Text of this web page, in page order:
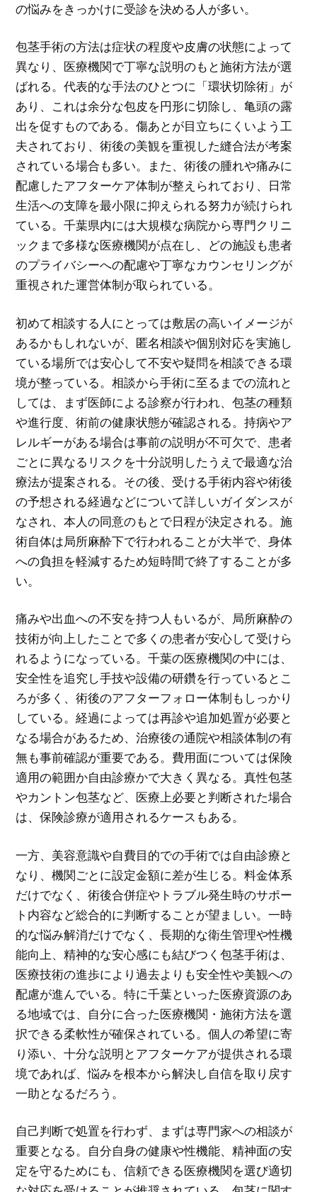
の悩みをきっかけに受診を決める人が多い。
包茎手術の方法は症状の程度や皮膚の状態によって
異なり、医療機関で丁寧な説明のもと施術方法が選
ばれる。代表的な手法のひとつに「環状切除術」が
あり、これは余分な包皮を円形に切除し、亀頭の露
出を促すものである。傷あとが目立ちにくいよう工
夫されており、術後の美観を重視した縫合法が考案
されている場合も多い。また、術後の腫れや痛みに
配慮したアフターケア体制が整えられており、日常
生活への支障を最小限に抑えられる努力が続けられ
ている。千葉県内には大規模な病院から専門クリニ
ックまで多様な医療機関が点在し、どの施設も患者
のプライバシーへの配慮や丁寧なカウンセリングが
重視された運営体制が取られている。
初めて相談する人にとっては敷居の高いイメージが
あるかもしれないが、匿名相談や個別対応を実施し
ている場所では安心して不安や疑問を相談できる環
境が整っている。相談から手術に至るまでの流れと
しては、まず医師による診察が行われ、包茎の種類
や進行度、術前の健康状態が確認される。持病やア
レルギーがある場合は事前の説明が不可欠で、患者
ごとに異なるリスクを十分説明したうえで最適な治
療法が提案される。その後、受ける手術内容や術後
の予想される経過などについて詳しいガイダンスが
なされ、本人の同意のもとで日程が決定される。施
術自体は局所麻酔下で行われることが大半で、身体
への負担を軽減するため短時間で終了することが多
い。
痛みや出血への不安を持つ人もいるが、局所麻酔の
技術が向上したことで多くの患者が安心して受けら
れるようになっている。千葉の医療機関の中には、
安全性を追究し手技や設備の研鑽を行っているとこ
ろが多く、術後のアフターフォロー体制もしっかり
している。経過によっては再診や追加処置が必要と
なる場合があるため、治療後の通院や相談体制の有
無も事前確認が重要である。費用面については保険
適用の範囲か自由診療かで大きく異なる。真性包茎
やカントン包茎など、医療上必要と判断された場合
は、保険診療が適用されるケースもある。
一方、美容意識や自費目的での手術では自由診療と
なり、機関ごとに設定金額に差が生じる。料金体系
だけでなく、術後合併症やトラブル発生時のサポー
ト内容など総合的に判断することが望ましい。一時
的な悩み解消だけでなく、長期的な衛生管理や性機
能向上、精神的な安心感にも結びつく包茎手術は、
医療技術の進歩により過去よりも安全性や美観への
配慮が進んでいる。特に千葉といった医療資源のあ
る地域では、自分に合った医療機関・施術方法を選
択できる柔軟性が確保されている。個人の希望に寄
り添い、十分な説明とアフターケアが提供される環
境であれば、悩みを根本から解決し自信を取り戻す
一助となるだろう。
自己判断で処置を行わず、まずは専門家への相談が
重要となる。自分自身の健康や性機能、精神面の安
定を守るためにも、信頼できる医療機関を選び適切